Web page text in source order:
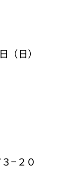
日）
−２０